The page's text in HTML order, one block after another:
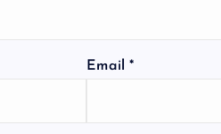
Email*